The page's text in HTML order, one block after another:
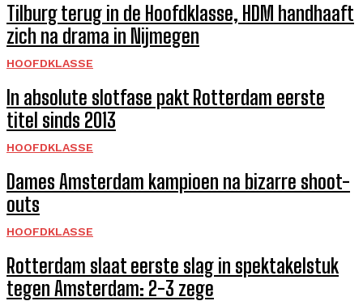
Tilburg terug in de Hoofdklasse, HDM handhaaft
zich na drama in Nijmegen
HOOFDKLASSE
In absolute slotfase pakt Rotterdam eerste
titel sinds 2013
HOOFDKLASSE
Dames Amsterdam kampioen na bizarre shoot-
outs
HOOFDKLASSE
Rotterdam slaat eerste slag in spektakelstuk
tegen Amsterdam: 2-3 zege